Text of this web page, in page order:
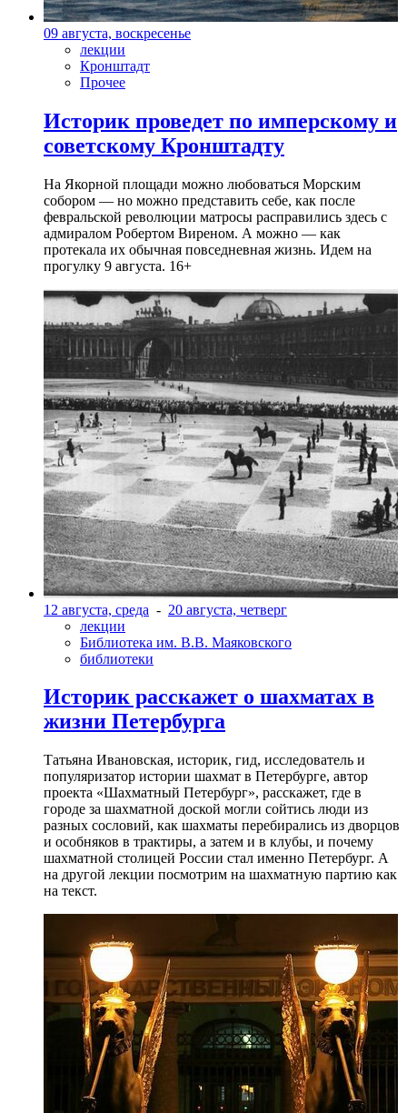
09 августа, воскресенье
лекции
Кронштадт
Прочее
Историк проведет по имперскому и
советскому Кронштадту
На Якорной площади можно любоваться Морским
собором — но можно представить себе, как после
февральской революции матросы расправились здесь с
адмиралом Робертом Виреном. А можно — как
протекала их обычная повседневная жизнь. Идем на
прогулку 9 августа. 16+
12 августа, среда - 20 августа, четверг
лекции
Библиотека им. В.В. Маяковского
библиотеки
Историк расскажет о шахматах в
жизни Петербурга
Татьяна Ивановская, историк, гид, исследователь и
популяризатор истории шахмат в Петербурге, автор
проекта «Шахматный Петербург», расскажет, где в
городе за шахматной доской могли сойтись люди из
разных сословий, как шахматы перебирались из дворцов
и особняков в трактиры, а затем и в клубы, и почему
шахматной столицей России стал именно Петербург. А
на другой лекции посмотрим на шахматную партию как
на текст.